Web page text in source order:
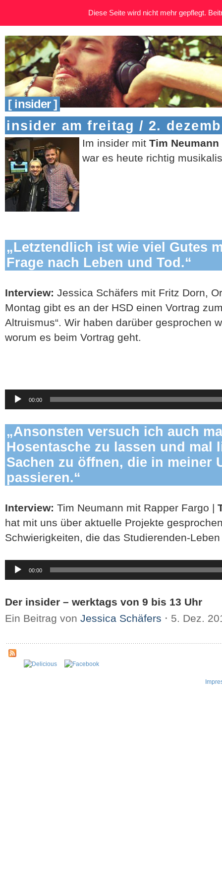
[ insider ]
insider am freitag / 2.
Im insider mit Tim Neumann
war es heute richtig
„Letztendlich ist wie viel Gutes
Frage nach Leben und Tod.“
Interview: Jessica Schäfers mit Fritz Dorn,
Montag gibt es an der HSD einen Vortrag
Altruismus“. Wir haben darüber gesprochen
worum es beim Vortrag geht.
Audio-
Player
00:00
„Ansonsten versuch ich auch
Hosentasche zu lassen und mal
Sachen zu öffnen, die in meiner
passieren.“
Interview: Tim Neumann mit Rapper Fargo |
hat mit uns über aktuelle Projekte
Schwierigkeiten, die das Studierenden-
Audio-
Player
00:00
Der insider – werktags von 9 bis 13 Uhr
Ein Beitrag von Jessica Schäfers ⋅ 5. Dez.
Diese Seite wird nicht mehr gepflegt.